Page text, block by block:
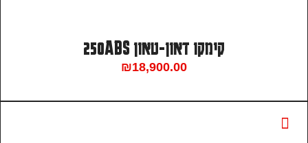
קימקו דאון-טאון 250ABS
₪18,900.00